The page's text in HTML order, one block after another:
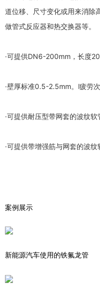
道位移、尺寸变化或用来消除
做管式反应器和热交换器等。
·可提供DN6-200mm，长度
·壁厚标准0.5-2.5mm。l疲劳
·可提供耐压型带网套的波纹软
·可提供带增强筋与网套的波纹
案例展示
新能源汽车使用的铁氟龙管